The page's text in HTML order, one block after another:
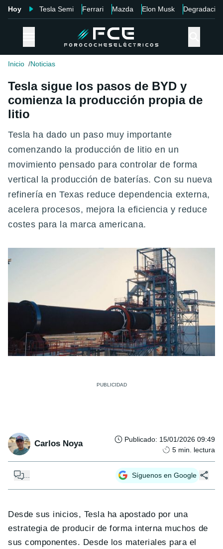
Hoy Tesla Semi Ferrari Mazda Elon Musk Degradación
Inicio Noticias
Tesla sigue los pasos de BYD y
comienza la producción propia de
litio
Tesla ha dado un paso muy importante
comenzando la producción de litio en un
movimiento pensado para controlar de forma
vertical la producción de baterías. Con su nueva
refinería en Texas reduce dependencia externa,
acelera procesos, mejora la eficiencia y reduce
costes para la marca americana.
Carlos Noya Publicado: 15/01/2026 09:49
5 min. lectura
Síguenos en Google
Desde sus inicios, Tesla ha apostado por una
estrategia de producir de forma interna muchos de
sus componentes. Desde los materiales para el